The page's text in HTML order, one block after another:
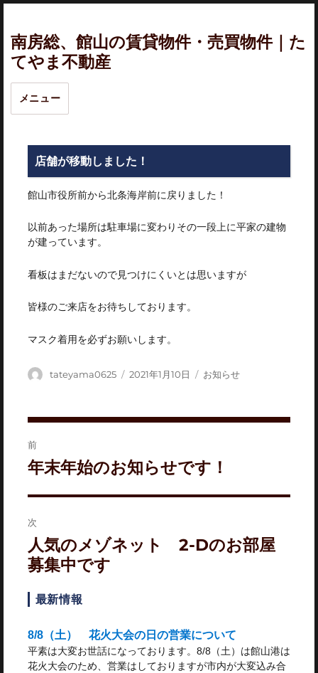
南房総、館山の賃貸物件・売買物件｜た
てやま不動産
メニュー
店舗が移動しました！
館山市役所前から北条海岸前に戻りました！
以前あった場所は駐車場に変わりその一段上に平家の建物
が建っています。
看板はまだないので見つけにくいとは思いますが
皆様のご来店をお待ちしております。
マスク着用を必ずお願いします。
投
tateyama0625
投
2021年1月10日
カ
リ
お知らせ
稿
ナ
ビ
ゲ
ー
シ
ン
前
前
の
投
年末年始のお知らせです！
次
次
の
投
人気のメゾネット 2-Dのお部屋
募集中です
最新情報
8/8（土） 花火大会の日の営業について
平素は大変お世話になっております。8/8（土）は館山港は
花火大会のため、営業はしておりますが市内が大変込み合